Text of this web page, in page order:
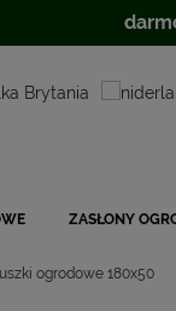
ZASŁONY
ogrodowe 180x50